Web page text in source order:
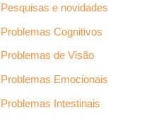
Pesquisas e novidades
Problemas Cognitivos
Problemas de Visão
Problemas Emocionais
Problemas Intestinais